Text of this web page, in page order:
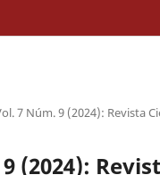
7 Núm. 9 (2024): Revista
(2024):